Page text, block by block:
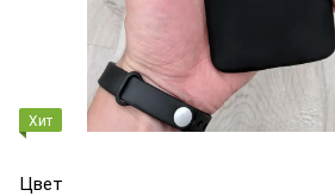
Хит
Цвет